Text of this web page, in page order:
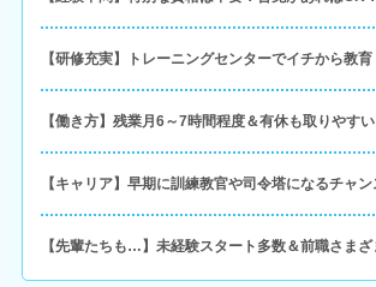
【研修充実】トレーニングセンターでイチから教育
【働き方】残業月6～7時間程度＆有休も取りやすい
【キャリア】早期に訓練教官や司令塔になるチャン
【先輩たちも…】未経験スタート多数＆前職さまざ